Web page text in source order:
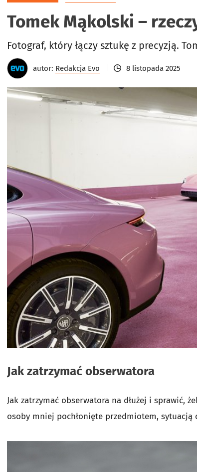
Tomek Mąkolski –
Fotograf, który łączy sztukę z precyzją.
autor: Redakcja Evo 8 listopada 2025
Jak zatrzymać obserwatora
Jak zatrzymać obserwatora na dłużej i sprawić,
osoby mniej pochłonięte przedmiotem, sytuacją